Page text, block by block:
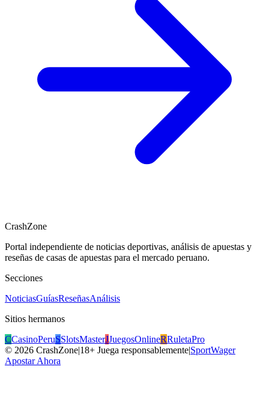
CrashZone
Portal independiente de noticias deportivas, análisis de apuestas y
reseñas de casas de apuestas para el mercado peruano.
Secciones
NoticiasGuíasReseñasAnálisis
Sitios hermanos
CCasinoPeruSSlotsMasterJJuegosOnlineRRuletaPro
© 2026 CrashZone|18+ Juega responsablemente|SportWager
Apostar Ahora